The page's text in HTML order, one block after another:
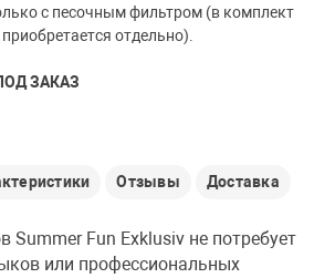
с песочным фильтром (в комплект
отдельно).
ЗАКАЗ
Отзывы Доставка
Summer Fun Exklusiv не потребует
или профессиональных